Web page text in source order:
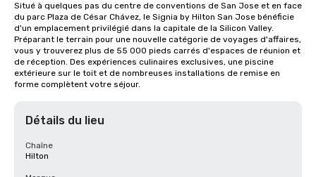
Situé à quelques pas du centre de conventions de San Jose et en face
du parc Plaza de César Chávez, le Signia by Hilton San Jose bénéficie
d'un emplacement privilégié dans la capitale de la Silicon Valley.
Préparant le terrain pour une nouvelle catégorie de voyages d'affaires,
vous y trouverez plus de 55 000 pieds carrés d'espaces de réunion et
de réception. Des expériences culinaires exclusives, une piscine
extérieure sur le toit et de nombreuses installations de remise en
forme complètent votre séjour.
Détails du lieu
Chaîne
Hilton